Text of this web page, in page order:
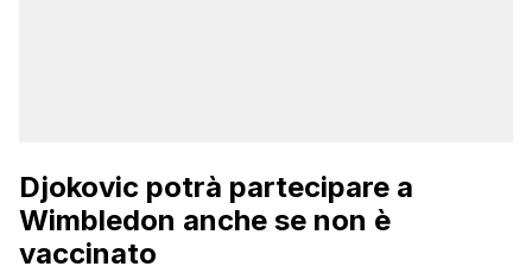
Djokovic potrà partecipare a
Wimbledon anche se non è
vaccinato